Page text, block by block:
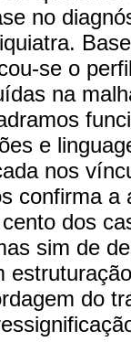
no
se o
na
e
nos
confirma
dos
sim de
do